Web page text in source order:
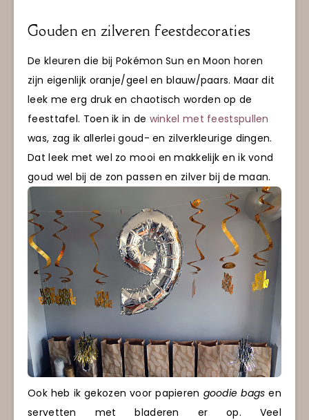
Gouden en zilveren feestdecoraties
De kleuren die bij Pokémon Sun en Moon horen
zijn eigenlijk oranje/geel en blauw/paars. Maar dit
leek me erg druk en chaotisch worden op de
feesttafel. Toen ik in de winkel met feestspullen
was, zag ik allerlei goud- en zilverkleurige dingen.
Dat leek met wel zo mooi en makkelijk en ik vond
goud wel bij de zon passen en zilver bij de maan.
Ook heb ik gekozen voor papieren goodie bags en
servetten met bladeren er op. Veel